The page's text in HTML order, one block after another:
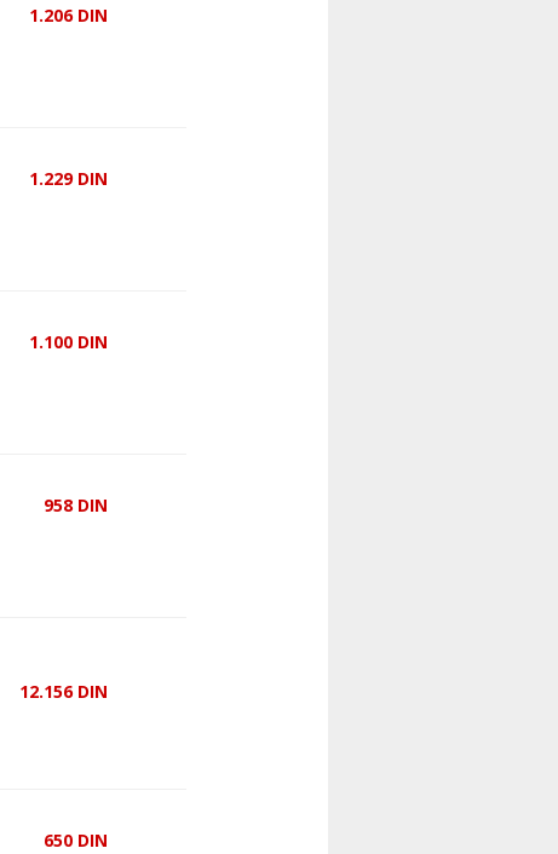
1.206 DIN
1.229 DIN
1.100 DIN
958 DIN
12.156 DIN
650 DIN